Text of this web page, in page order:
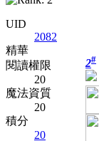
UID
2082
精華
閱讀權限
20
魔法資質
20
積分
20
2#